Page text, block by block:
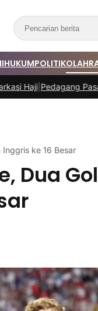
HUKUMPOLITIK
Pasar Sepinggan
ke 16 Besar
Dua Gol